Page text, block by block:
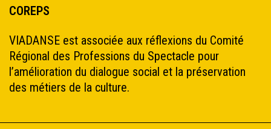
COREPS
VIADANSE est associée aux réflexions du Comité
Régional des Professions du Spectacle pour
l’amélioration du dialogue social et la préservation
des métiers de la culture.